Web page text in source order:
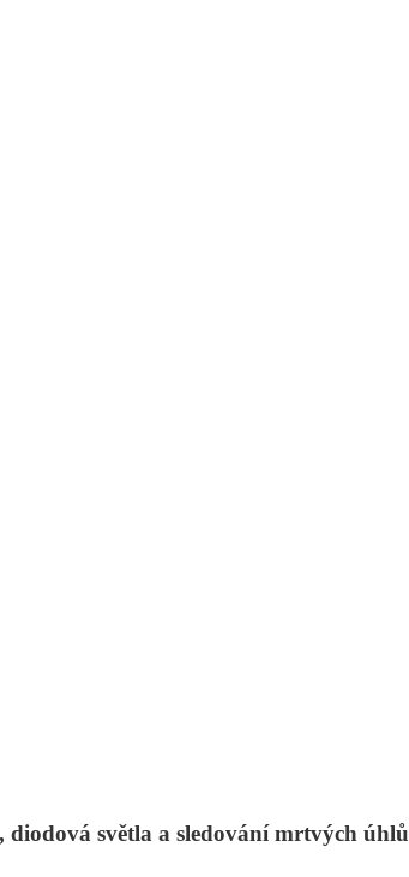
světla a sledování mrtvých úhlů